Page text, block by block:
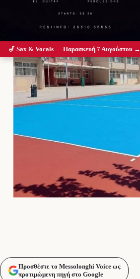
Προσθέστε το Messolonghi Voice ως
προτιμώμενη πηγή στο Google
🎷 Sax & Vocals — Παρασκευή 7 Αυγούστου →